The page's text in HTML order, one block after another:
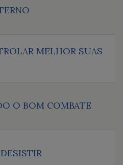
MELHOR SUAS
O BOM COMBATE